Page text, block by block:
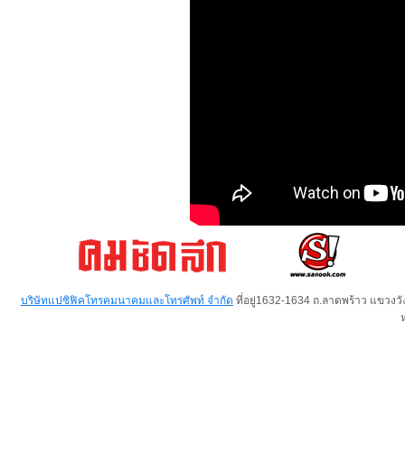
บริษัทแปซิฟิคโทรคมนาคมและโทรศัพท์ จำกัด ที่อยู่1632-1634 ถ.ลาดพร้าว แขวง